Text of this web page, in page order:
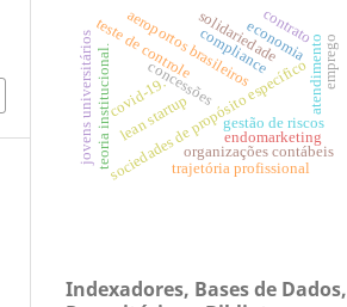
covid-19.concessões
sociedades de propósito específico
aeroportos brasileiros
teoria institucional.
teste de controle
gestão de riscos
compliance
lean startup
atendimento
organizações contábeis
trajetória profissional
jovens universitários solidariedade
economia
endomarketing
emprego
contrato
Indexadores, Bases de Dados,